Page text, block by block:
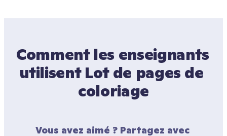
Comment les enseignants
utilisent Lot de pages de
coloriage
Vous avez aimé ? Partagez avec